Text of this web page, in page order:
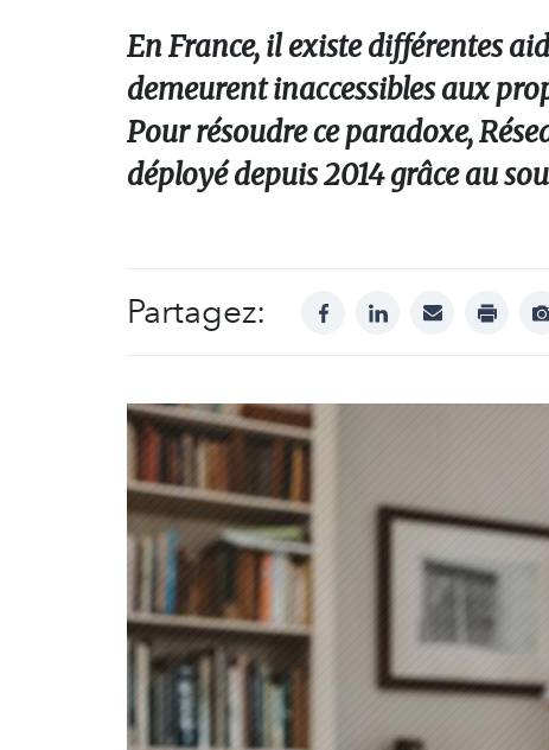
En France, il existe différentes
demeurent inaccessibles aux
Pour résoudre ce paradoxe,
déployé depuis 2014 grâce au
Partagez: facebooklinkedinmail print